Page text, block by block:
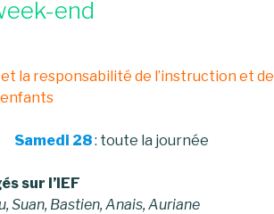
end
la responsabilité de l’instruction et de
enfants
Samedi 28: toute la journée
sur l’IEF
Suan, Bastien, Anais, Auriane